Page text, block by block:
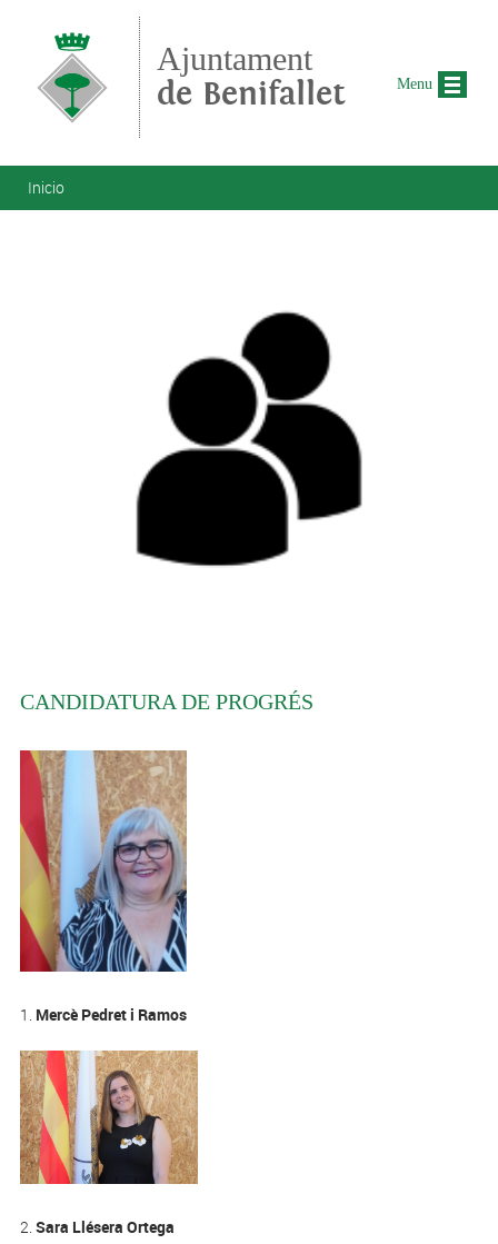
Ajuntament
de Benifallet
Se encuentra usted aquí
Inicio
CANDIDATURA DE PROGRÉS
1. Mercè Pedret i Ramos
2. Sara Llésera Ortega
Menu